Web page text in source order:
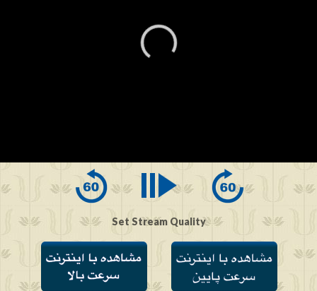
of
Set Stream Quality